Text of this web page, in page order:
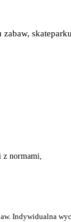
z normami,
. Indywidualna